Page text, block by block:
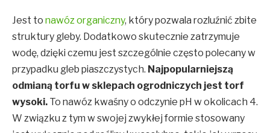
Jest to nawóz organiczny, który pozwala rozluźnić zbite
struktury gleby. Dodatkowo skutecznie zatrzymuje
wodę, dzięki czemu jest szczególnie często polecany w
przypadku gleb piaszczystych. Najpopularniejszą
odmianą torfu w sklepach ogrodniczych jest torf
wysoki. To nawóz kwaśny o odczynie pH w okolicach 4.
W związku z tym w swojej zwykłej formie stosowany